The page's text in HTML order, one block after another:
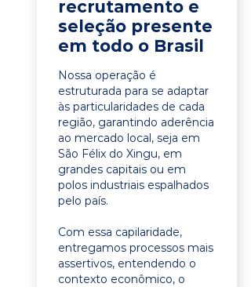
recrutamento e
seleção presente
em todo o Brasil
Nossa operação é
estruturada para se adaptar
às particularidades de cada
região, garantindo aderência
ao mercado local, seja em
São Félix do Xingu, em
grandes capitais ou em
polos industriais espalhados
pelo país.
Com essa capilaridade,
entregamos processos mais
assertivos, entendendo o
contexto econômico, o